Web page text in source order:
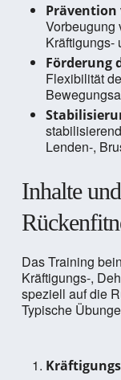
Prävention
Vorbeugung
Kräftigungs-
Förderung
Flexibilität
Lenden-,
Inhalte
Das Training
Kräftigungs-,
speziell auf die
Typische